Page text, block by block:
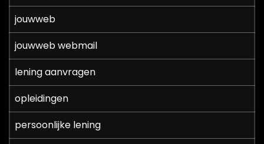
jouwweb
jouwweb webmail
lening aanvragen
opleidingen
persoonlijke lening